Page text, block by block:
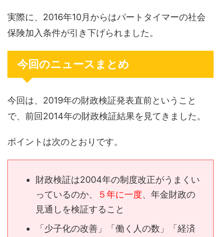
実際に、2016年10月からはパートタイマーの社会
保険加入条件が引き下げられました。
今回のニュースまとめ
今回は、2019年の財政検証発表直前ということ
で、前回2014年の財政検証結果を見てきました。
ポイントは次のとおりです。
財政検証は2004年の制度改正がうまくい
っているのか、
５年に一度、年金財政の
見通しを検証すること
「少子化の改善」「働く人の数」「経済